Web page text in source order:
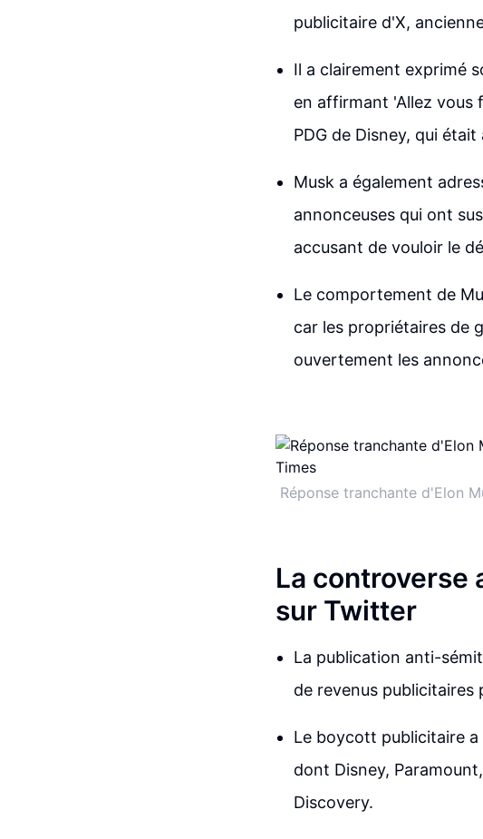
publicitaire d'X,
Il a clairement exprimé
en affirmant 'Allez vous
PDG de Disney, qui
Musk a également
annonceuses qui ont
accusant de vouloir le
Le comportement de
car les propriétaires de
ouvertement les
Réponse tranchante d'Elon
La controverse
sur Twitter
La publication anti-
de revenus publicitaires
Le boycott publicitaire
dont Disney,
Discovery.